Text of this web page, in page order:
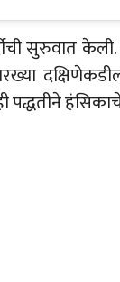
सुरुवात
पद्धतीने